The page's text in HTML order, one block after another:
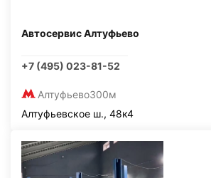
Автосервис Алтуфьево
+7 (495) 023-81-52
Алтуфьево300м
Алтуфьевское ш., 48к4